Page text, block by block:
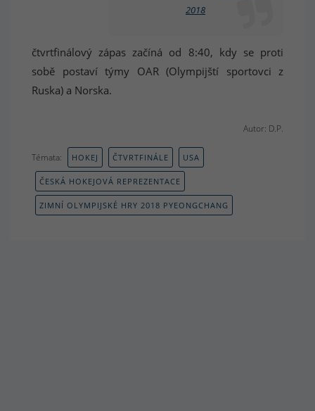
2018
čtvrtfinálový zápas začíná od 8:40, kdy se proti
sobě postaví týmy OAR (Olympijští sportovci z
Ruska) a Norska.
Autor: D.P.
Témata: HOKEJ ČTVRTFINÁLE USA
ČESKÁ HOKEJOVÁ REPREZENTACE
ZIMNÍ OLYMPIJSKÉ HRY 2018 PYEONGCHANG